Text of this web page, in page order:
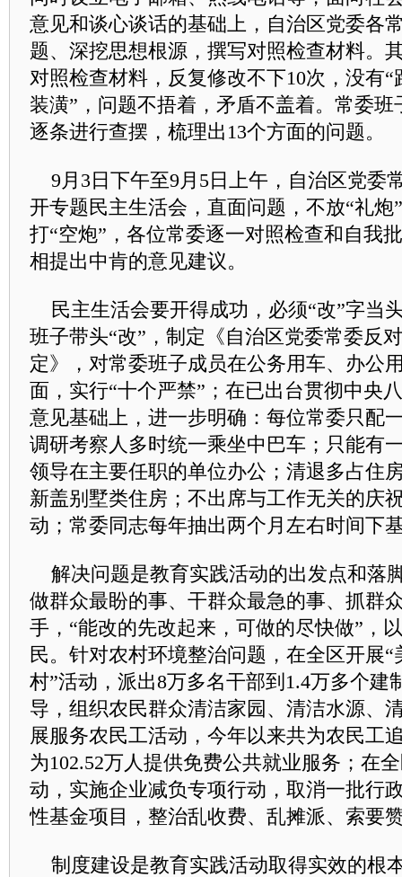
意见和谈心谈话的基础上，自治区党委各
题、深挖思想根源，撰写对照检查材料。
对照检查材料，反复修改不下10次，没有“
装潢”，问题不捂着，矛盾不盖着。常委班
逐条进行查摆，梳理出13个方面的问题。
9月3日下午至9月5日上午，自治区党委
开专题民主生活会，直面问题，不放“礼炮
打“空炮”，各位常委逐一对照检查和自我
相提出中肯的意见建议。
民主生活会要开得成功，必须“改”字当
班子带头“改”，制定《自治区党委常委反
定》，对常委班子成员在公务用车、办公
面，实行“十个严禁”；在已出台贯彻中央
意见基础上，进一步明确：每位常委只配
调研考察人多时统一乘坐中巴车；只能有
领导在主要任职的单位办公；清退多占住
新盖别墅类住房 ；不出席与工作无关的庆
动；常委同志每年抽出两个月左右时间下
解决问题是教育实践活动的出发点和落
做群众最盼的事、干群众最急的事、抓群
手，“能改的先改起来，可做的尽快做”，
民。针对农村环境整治问题，在全区开展“
村”活动，派出8万多名干部到1.4万多个建
导，组织农民群众清洁家园、清洁水源、
展服务农民工活动，今年以来共为农民工
为102.52万人提供免费公共就业服务；在
动，实施企业减负专项行动，取消一批行
性基金项目，整治乱收费、乱摊派、索要
制度建设是教育实践活动取得实效的根